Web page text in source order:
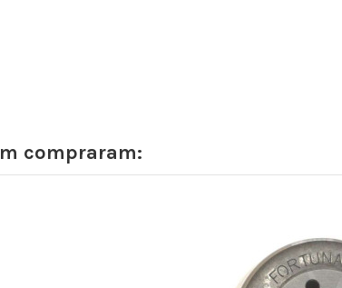
compraram: